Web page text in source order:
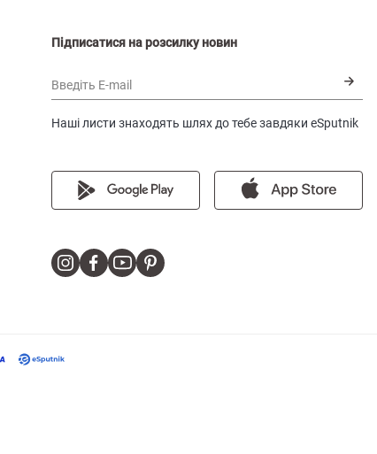
Підписатися на розсилку новин
Введіть E-mail
Наші листи знаходять шлях до тебе завдяки eSputnik